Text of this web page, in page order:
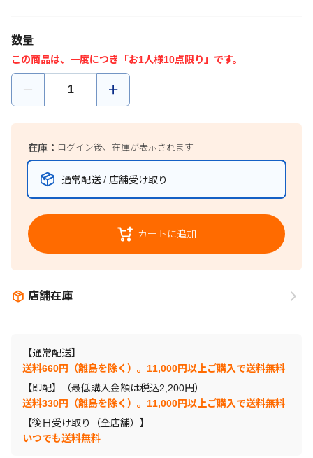
数量
この商品は、一度につき「お1人様10点限り」です。
在庫： ログイン後、在庫が表示されます
通常配送 / 店舗受け取り
カートに追加
店舗在庫
【通常配送】
送料660円（離島を除く）。11,000円以上ご購入で送料無料
【即配】（最低購入金額は税込2,200円）
送料330円（離島を除く）。11,000円以上ご購入で送料無料
【後日受け取り（全店舗）】
いつでも送料無料